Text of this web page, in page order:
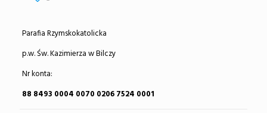
Parafia Rzymskokatolicka
p.w. Św. Kazimierza w Bilczy
Nr konta:
88 8493 0004 0070 0206 7524 0001